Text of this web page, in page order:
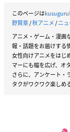
このページは
野賢章/秋アニメ/ニ
アニメ・ゲーム・漫画
報・話題をお届けする
女性向けアニメをはじ
マーにも幅を広げ、オ
さらに、アンケート・
タクがワクワク楽しめ